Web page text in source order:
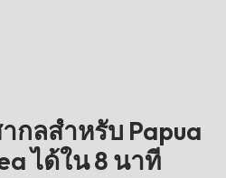
กลสำหรับ Papua
ได้ใน 8 นาที